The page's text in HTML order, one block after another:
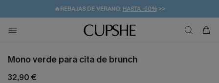
👒PROMOCIÓN DE VERANO:-10% EN 2 VESTIDOS
💌¡SUSCRIBIRSE & GANAR -10% EXTRA!
🚚ENVÍO GRATUITO A PARTIR DE 49 € >>
Mono verde para cita de brunch
32,90 €